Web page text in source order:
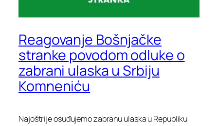
Reagovanje Bošnjačke
stranke povodom odluke o
zabrani ulaska u Srbiju
Komneniću
Najoštrije osuđujemo zabranu ulaska u Republiku